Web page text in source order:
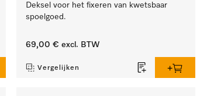
Deksel voor het fixeren van kwetsbaar
spoelgoed.
69,00 € excl. BTW
Vergelijken